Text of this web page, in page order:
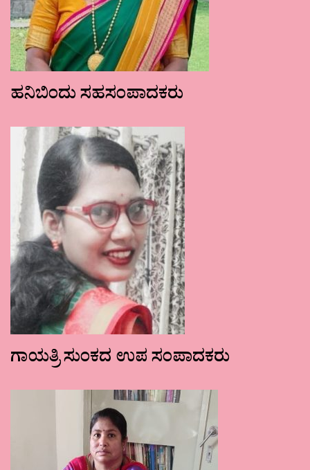
ಹನಿಬಿಂದು ಸಹಸಂಪಾದಕರು
ಗಾಯತ್ರಿ ಸುಂಕದ ಉಪ ಸಂಪಾದಕರು